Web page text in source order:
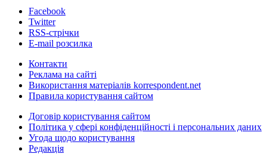
Facebook
Twitter
RSS-стрічки
E-mail розсилка
Контакти
Реклама на сайті
Використання матеріалів korrespondent.net
Правила користування сайтом
Договір користування сайтом
Політика у сфері конфіденційності і персональних даних
Угода щодо користування
Редакція